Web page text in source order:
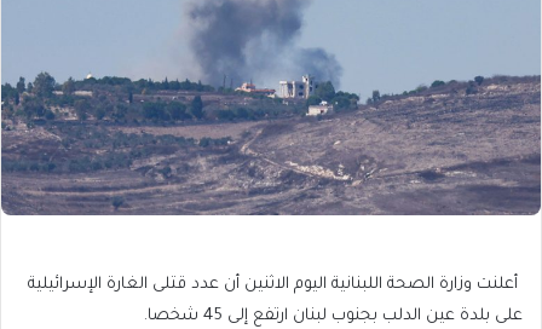
أعلنت وزارة الصحة اللبنانية اليوم الاثنين أن عدد قتلى الغارة الإسرائيلية
على بلدة عين الدلب بجنوب لبنان ارتفع إلى 45 شخصا.